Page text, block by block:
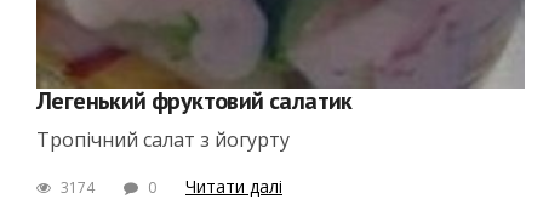
Легенький фруктовий салатик
Тропічний салат з йогурту
3174 0 Читати далі